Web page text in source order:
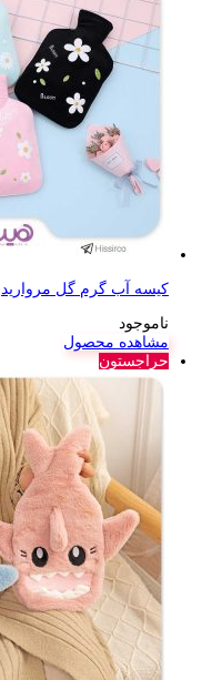
کیسه آب گرم گل مروارید
ناموجود
مشاهده محصول
حراجستون